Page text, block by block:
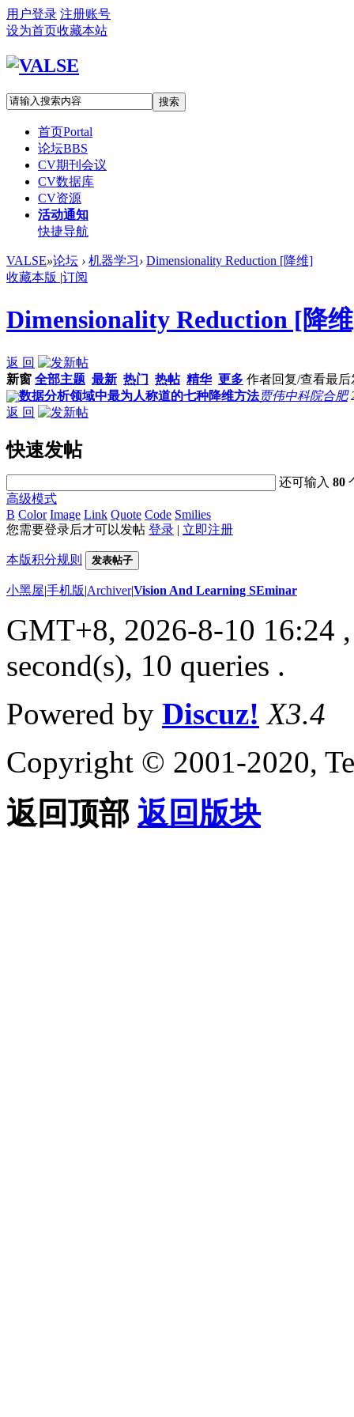
用户登录 注册账号
设为首页收藏本站
搜索
首页Portal
论坛BBS
CV期刊会议
CV数据库
CV资源
活动通知
快捷导航
VALSE»论坛 › 机器学习› Dimensionality Reduction [降维]
收藏本版 |订阅
Dimensionality Reduction [降
返 回
新窗 全部主题 最新 热门 热帖 精华 更多 作者回复/查看最后
数据分析领域中最为人称道的七种降维方法贾伟中科院合肥
返 回
快速发帖
还可输入80
高级模式
B Color Image Link Quote Code Smilies
您需要登录后才可以发帖 登录 | 立即注册
本版积分规则 发表帖子
小黑屋|手机版|Archiver|Vision And Learning SEminar
GMT+8, 2026-8-10 16:24
second(s), 10 queries .
Powered by Discuz! X3.4
Copyright © 2001-2020,
返回顶部 返回版块